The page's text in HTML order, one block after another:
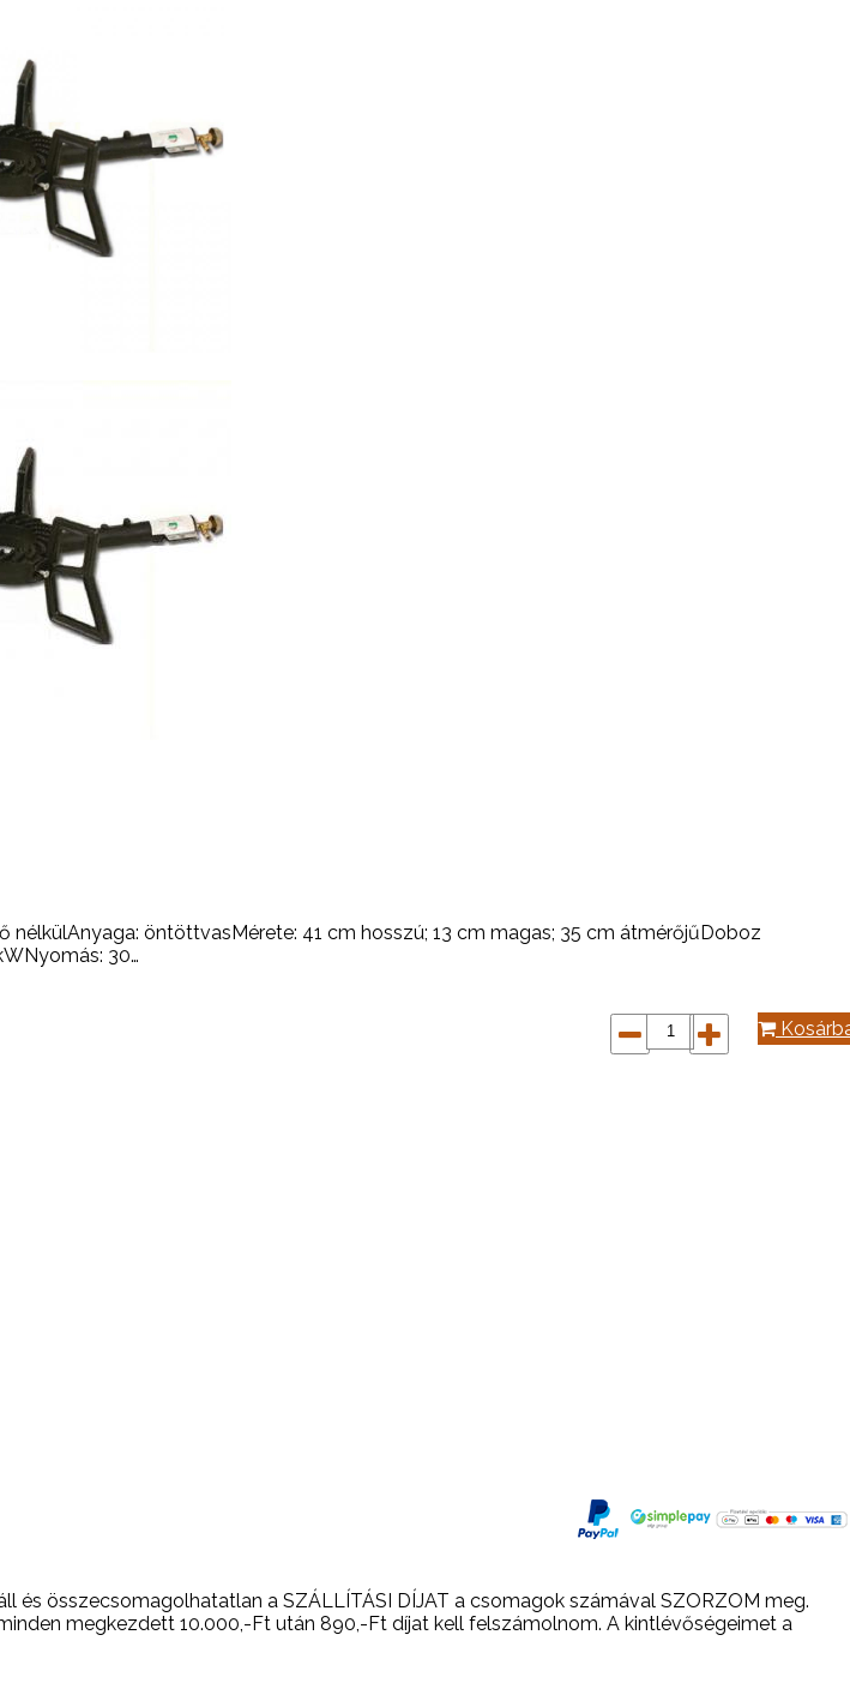
öntöttvasMérete: 41 cm hosszú; 13 cm magas; 35 cm átmérőjűDoboz
30…
és összecsomagolhatatlan a SZÁLLÍTÁSI DÍJAT a csomagok számával SZORZOM meg.
megkezdett 10.000,-Ft után 890,-Ft díjat kell felszámolnom. A kintlévőségeimet a